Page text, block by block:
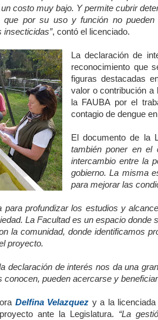
costo muy bajo. Y permite cubrir
que por su uso y función no
insecticidas”, contó el licenciado.
La declaración de
reconocimiento que
figuras destacadas
valor o contribución a
la FAUBA por el
contagio de dengue
El documento de la
también poner en el
intercambio entre la
gobierno. La misma
para mejorar las
para profundizar los estudios y
La Facultad es un espacio
la comunidad, donde identificamos
proyecto.
declaración de interés nos da una
pueden acercarse y
Delfina Velazquez y a la
ante la Legislatura. “La